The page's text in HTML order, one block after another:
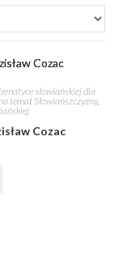
słowiańskiej dla
temat Słowiańszczyzny,
Cozac